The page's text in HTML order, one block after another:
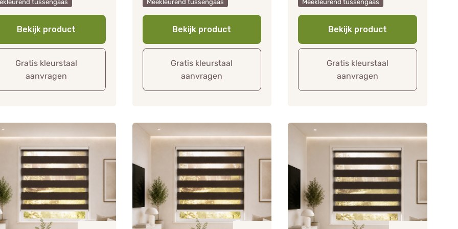
tussengaas
Bekijk product
Gratis kleurstaal
aanvragen
Meekleurend tussengaas
Bekijk product
Gratis kleurstaal
aanvragen
Meekleurend tussengaas
Bekijk product
Gratis kleurstaal
aanvragen